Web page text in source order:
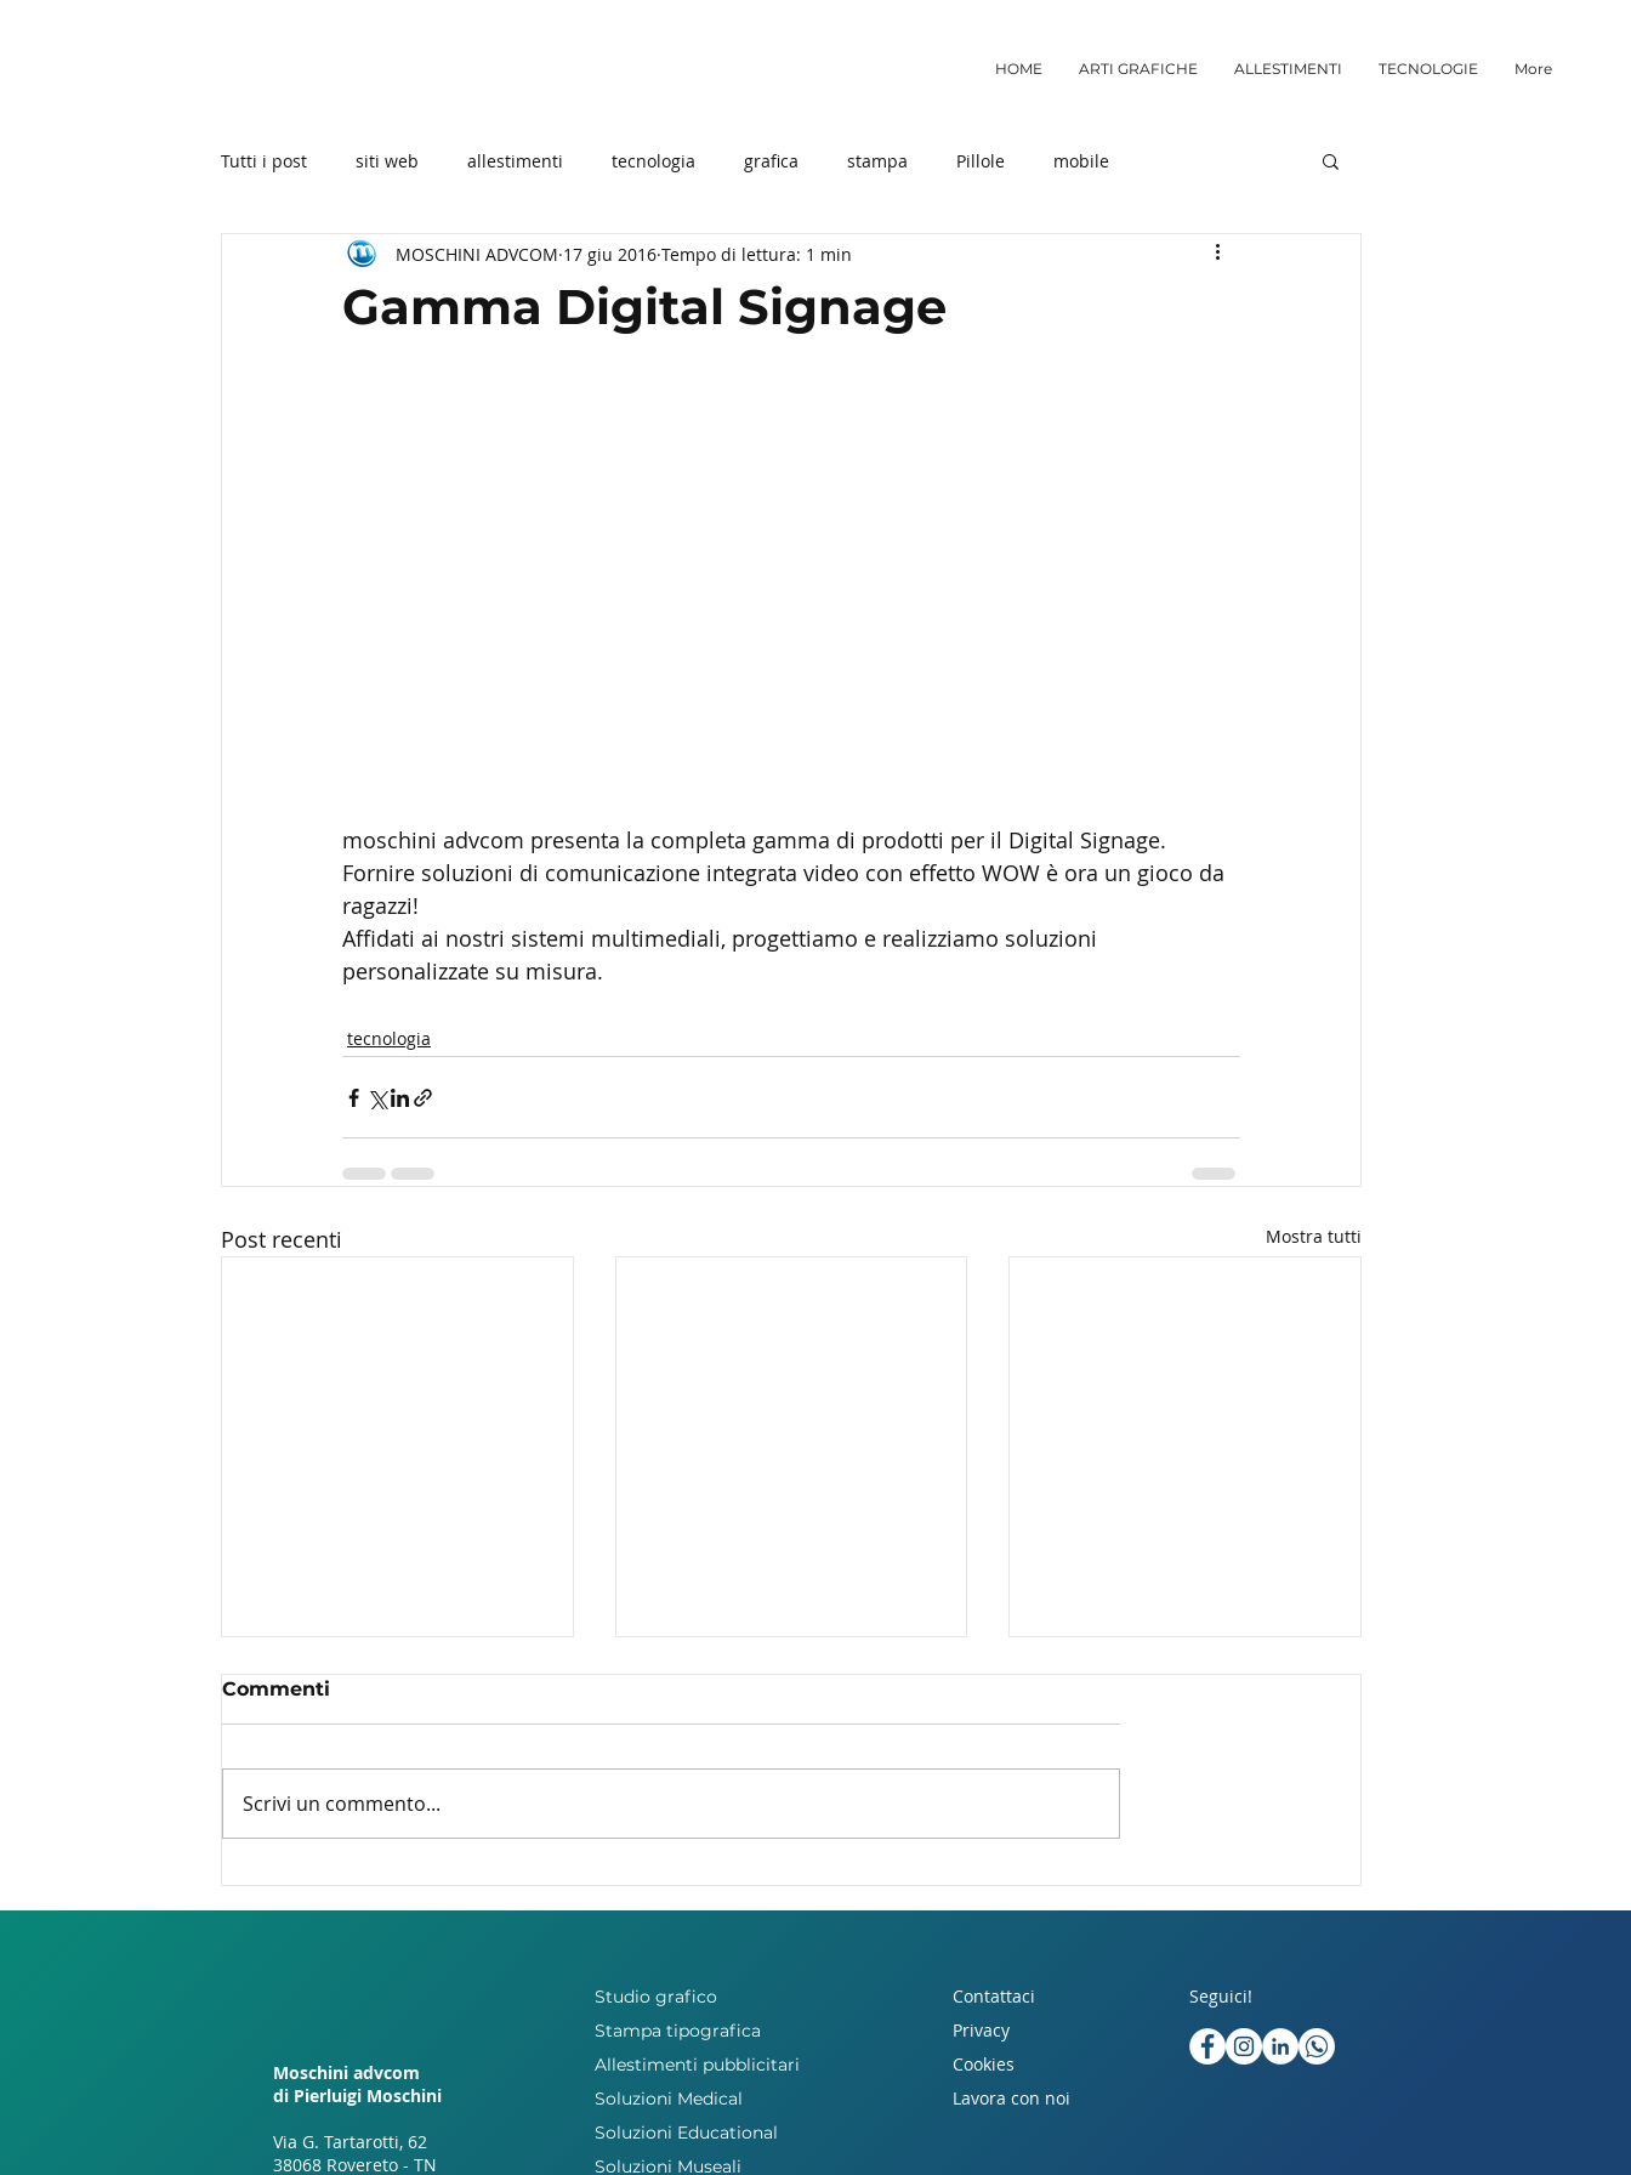
HOME ARTI GRAFICHE ALLESTIMENTI TECNOLOGIE More
Tutti i post siti web allestimenti tecnologia grafica stampa Pillole mobile
Gamma Digital Signage
MOSCHINI ADVCOM 17 giu 2016 Tempo di lettura: 1 min
moschini advcom presenta la completa gamma di prodotti per il Digital Signage.
Fornire soluzioni di comunicazione integrata video con effetto WOW è ora un gioco da
ragazzi!
Affidati ai nostri sistemi multimediali, progettiamo e realizziamo soluzioni
personalizzate su misura.
tecnologia
Post recenti Mostra tutti
Commenti
Scrivi un commento...
Moschini advcom
di Pierluigi Moschini
Via G. Tartarotti, 62
38068 Rovereto - TN
Studio grafico
Stampa tipografica
Allestimenti pubblicitari
Soluzioni Medical
Soluzioni Educational
Soluzioni Museali
Contattaci
Privacy
Cookies
Lavora con noi
Seguici!